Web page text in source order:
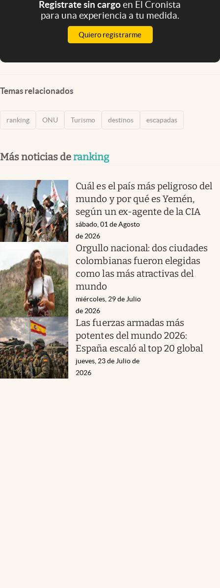
Registrate sin cargoen El Cronista
para una experiencia a tu medida.
Quiero registrarme
Temas relacionados
ranking ONU Turismo destinos escapadas
Más noticias deranking
Cuál es el país más peligroso del
mundo y por qué es Yemén,
según un ex-agente de la CIA
sábado, 01 de Agosto
de 2026
Orgullo nacional: dos ciudades
colombianas fueron elegidas
como las más atractivas del
mundo
miércoles, 29 de Julio
de 2026
Las fuerzas armadas más
potentes del mundo 2026:
España escaló al top 20 global
jueves, 23 de Julio de
2026